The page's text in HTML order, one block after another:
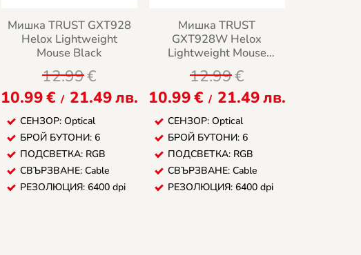
Мишка TRUST GXT928
Helox Lightweight
Mouse Black
12.99€
10.99€ / 21.49лв.
СЕНЗОР: Optical
БРОЙ БУТОНИ: 6
ПОДСВЕТКА: RGB
СВЪРЗВАНЕ: Cable
РЕЗОЛЮЦИЯ: 6400 dpi
Мишка TRUST
GXT928W Helox
Lightweight Mouse
White
12.99€
10.99€ / 21.49лв.
СЕНЗОР: Optical
БРОЙ БУТОНИ: 6
ПОДСВЕТКА: RGB
СВЪРЗВАНЕ: Cable
РЕЗОЛЮЦИЯ: 6400 dpi